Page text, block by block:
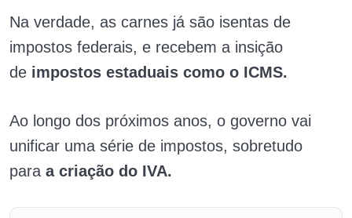
Na verdade, as carnes já são isentas de
impostos federais, e recebem a insição
de impostos estaduais como o ICMS.
Ao longo dos próximos anos, o governo vai
unificar uma série de impostos, sobretudo
para a criação do IVA.